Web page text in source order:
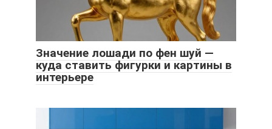
Значение лошади по фен шуй —
куда ставить фигурки и картины в
интерьере